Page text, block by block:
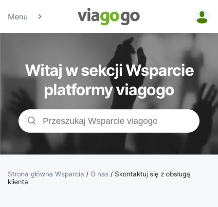
Menu
Bilety -
Bilety na
koncerty,
bilety
sportowe
&amp;
bilety do
Witaj w sekcji Wsparcie
platformy viagogo
Strona główna Wsparcia / O nas / Skontaktuj się z obsługą
klienta